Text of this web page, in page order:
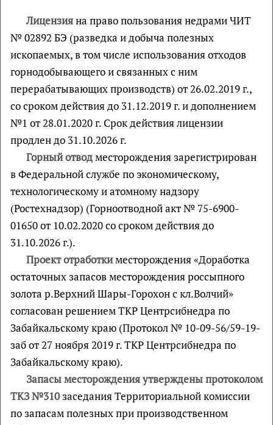
Лицензияна право пользования недрами ЧИТ
№ 02892 БЭ (разведка и добыча полезных
ископаемых, в том числе использования отходов
горнодобывающего и связанных с ним
перерабатывающих производств) от 26.02.2019 г.,
со сроком действия до 31.12.2019 г. и дополнением
№1 от 28.01.2020 г. Срок действия лицензии
продлен до 31.10.2026 г.
Горный отводместорождения зарегистрирован
в Федеральной службе по экономическому,
технологическому и атомному надзору
(Ростехнадзор) (Горноотводной акт № 75-6900-
01650 от 10.02.2020 со сроком действия до
31.10.2026 г.).
Проект отработкиместорождения «Доработка
остаточных запасов месторождения россыпного
золота р.Верхний Шары-Горохон с кл.Волчий»
согласован решением ТКР Центрсибнедра по
Забайкальскому краю (Протокол № 10-09-56/59-19-
заб от 27 ноября 2019 г. ТКР Центрсибнедра по
Забайкальскому краю).
Запасы месторождения утвержденыпротоколом
ТКЗ №310заседания Территориальной комиссии
по запасам полезных при производственном